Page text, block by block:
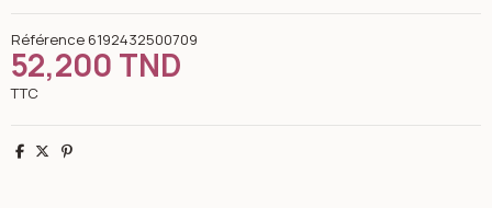
Référence 6192432500709
52,200 TND
TTC
Partager
TweetPinterest